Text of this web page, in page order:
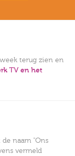
terug zien en
TV en het
naam "Ons
vermeld